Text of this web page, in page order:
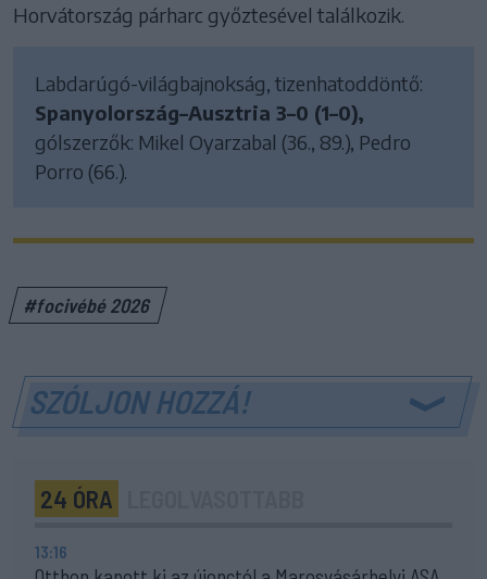
Horvátország párharc győztesével találkozik.
Labdarúgó-világbajnokság, tizenhatoddöntő:
Spanyolország–Ausztria 3–0 (1–0),
gólszerzők: Mikel Oyarzabal (36., 89.), Pedro
Porro (66.).
#focivébé 2026
SZÓLJON HOZZÁ!
24 ÓRA
13:16